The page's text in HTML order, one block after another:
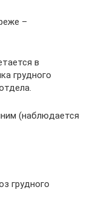
–
в
грудного
(наблюдается
грудного